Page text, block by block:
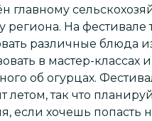
главному
региона. На
различные блюда
в мастер-классах
об огурцах.
летом, так что
если хочешь попасть